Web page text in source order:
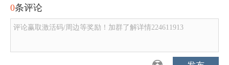
0条评论
评论赢取激活码/周边等奖励！加群了解详情224611913